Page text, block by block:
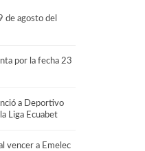
de agosto del
por la fecha 23
a Deportivo
Liga Ecuabet
vencer a Emelec